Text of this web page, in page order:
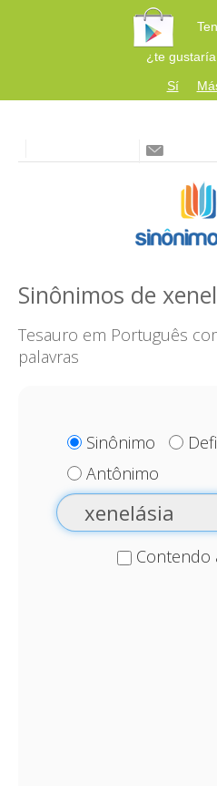
¿te gustaría
Sí
Sinônimos de
Tesauro em Português
palavras
Sinônimo
Antônimo
Contendo